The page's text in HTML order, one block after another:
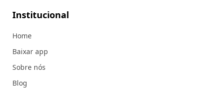
Institucional
Home
Baixar app
Sobre nós
Blog